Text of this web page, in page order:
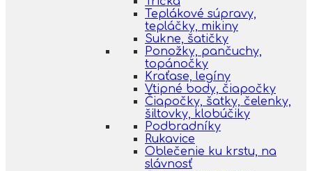
Teplákové súpravy,
tepláčky, mikiny
Sukne, šatičky
Ponožky, pančuchy,
topánočky
Kraťase, legíny
Vtipné body, čiapočky
Čiapočky, šatky, čelenky,
šiltovky, klobúčiky
Podbradníky
Rukavice
Oblečenie ku krstu, na
slávnosť